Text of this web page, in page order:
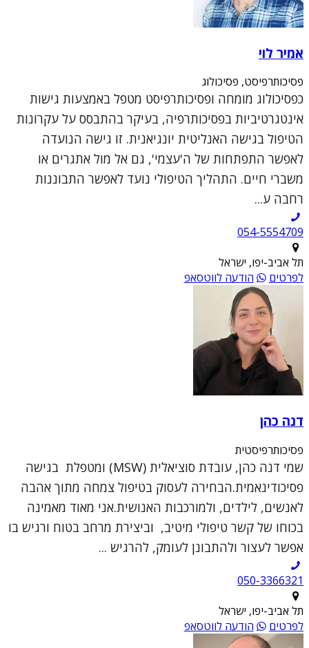
אמיר לוי
פסיכותרפיסט, פסיכולוג
כפסיכולוג מומחה ופסיכותרפיסט מטפל באמצעות גישות
אינטגרטיביות בפסיכותרפיה, בעיקר בהתבסס על עקרונות
הטיפול בגישה האנליטית יונגיאנית. זו גישה הנועדה
לאפשר התפתחות של ה'עצמי', גם אל מול אתגרים או
משברי חיים. התהליך הטיפולי נועד לאפשר התבוננות
רחבה ע...
054-5554709
תל אביב-יפו, ישראל
לפרטים
הודעה לווטסאפ
דנה כהן
פסיכותרפיסטית
שמי דנה כהן, עובדת סוציאלית (MSW) ומטפלת בגישה
פסיכודינאמית.הבחירה לעסוק בטיפול צמחה מתוך אהבה
לאנשים, לילדים, ולמורכבות האנושית.אני מאוד מאמינה
בכוחו של קשר טיפולי מיטיב, וביצירת מרחב בטוח ורגיש בו
אפשר לעצור ולהתבונן לעומק, להרגיש ...
050-3366321
תל אביב-יפו, ישראל
לפרטים
הודעה לווטסאפ